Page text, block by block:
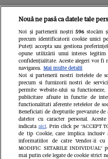
Citește în
Nouă ne pasă ca datele tale
Noi și partenerii noștri 596stocăm
precum identificatorii cookie unici
Puteți accepta sau gestiona
opune utilizării unui interes
confidențialitate. Aceste alegeri vor fi
navigarea. Mai multe detalii
Noi si partenerii nostri (retelele de
precum si furnizorii nostri de
permite website-ului sa
publicitare afisate in functie de
functionalitati aferente retelelor de
Beneficiati de drepturile prevazute
datelor cu caracter personal.
indicataaici. Prin click pe “ACCEPT
de tip Cookie, care implica inclusiv
informatiilor de catre Vendor-ii cu
MODIFIC SETARILE
mai putin cele legate de cookie strict